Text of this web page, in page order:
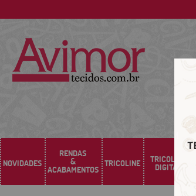
NOVIDADES
RENDAS
&
ACABAMENTOS
TRICOLINE TRICOLINE
DIGITAL